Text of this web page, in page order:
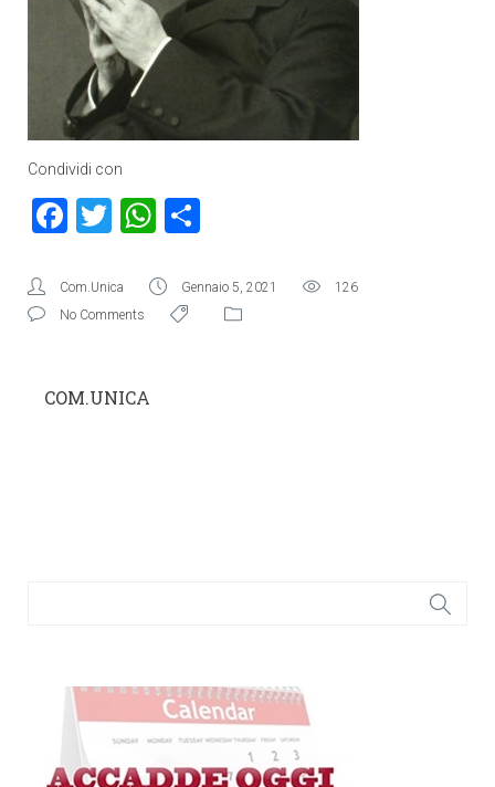
Condividi con
Facebook
TwitterWhatsApp
Com.Unica Gennaio 5, 2021
126
No Comments
COM.UNICA